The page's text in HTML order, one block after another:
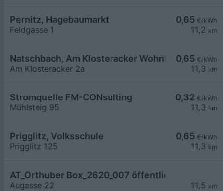
0,65 €/kWh
11,2 km
Pernitz, Hagebaumarkt
Feldgasse 1
0,65 €/kWh
11,3 km
Natschbach, Am Klosteracker Wohnbau
Am Klosteracker 2a
0,32 €/kWh
11,3 km
Stromquelle FM-CONsulting
Mühlsteig 95
0,65 €/kWh
11,3 km
Prigglitz, Volksschule
Prigglitz 125
11,5 km
AT_Orthuber Box_2620_007 öffentlich
Augasse 22